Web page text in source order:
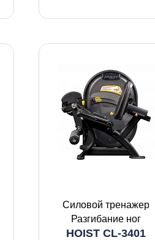
Силовой тренажер
Разгибание ног
HOIST CL-3401